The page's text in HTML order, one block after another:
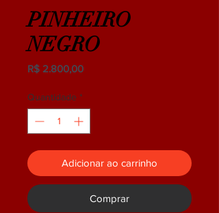
PINHEIRO
NEGRO
R$ 2.800,00Preço
Quantidade *
Adicionar ao carrinho
Comprar